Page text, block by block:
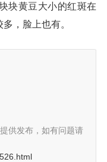
块黄豆大小的红斑在
，脸上也有。
供发布，如有问题请